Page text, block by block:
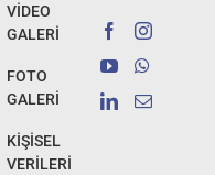
VİDEO
GALERİ
FOTO
GALERİ
KİŞİSEL
VERİLERİ